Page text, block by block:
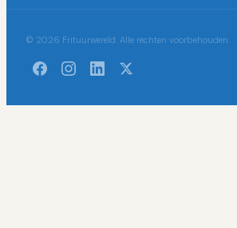
© 2026 Frituurwereld. Alle rechten voorbehouden.